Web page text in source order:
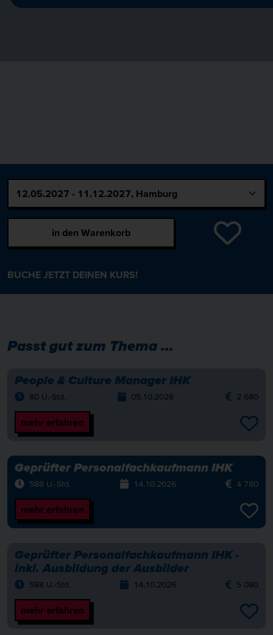
in den Warenkorb
BUCHE JETZT DEINEN KURS!
Passt gut zum Thema ...
People & Culture Manager IHK
80 U.-Std. 05.10.2026 2 680
mehr erfahren
Geprüfter Personalfachkaufmann IHK
588 U.-Std. 14.10.2026 4 780
mehr erfahren
Geprüfter Personalfachkaufmann IHK -
inkl. Ausbildung der Ausbilder
588 U.-Std. 14.10.2026 5 080
mehr erfahren